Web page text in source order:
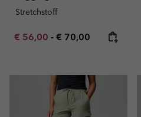
Stretchstoff
Minimum sale price:
€ 56,00 - Maximum price:
€ 70,00